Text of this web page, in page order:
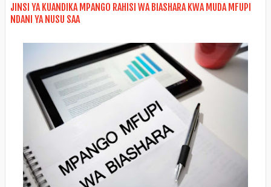
JINSI YA KUANDIKA MPANGO RAHISI WA BIASHARA KWA MUDA MFUPI
NDANI YA NUSU SAA